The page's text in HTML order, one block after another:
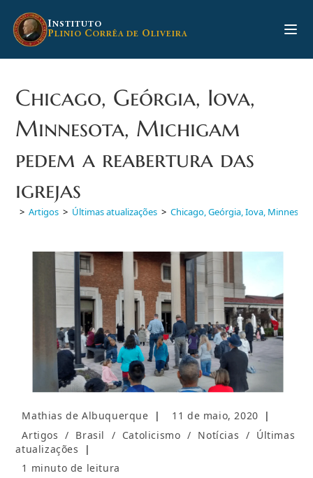
para
INSTITUTO
PLINIO CORRÊA DE OLIVEIRA
Chicago, Geórgia, Iova,
Minnesota, Michigam
pedem a reabertura das
igrejas
> Artigos > Últimas atualizações > Chicago, Geórgia, Iova,
Autor
post:
Mathias de Albuquerque
Post
11 de maio, 2020
Categoria
do
Artigos / Brasil / Catolicismo / Notícias / Últimas
atualizações
Tempo
1 minuto de leitura